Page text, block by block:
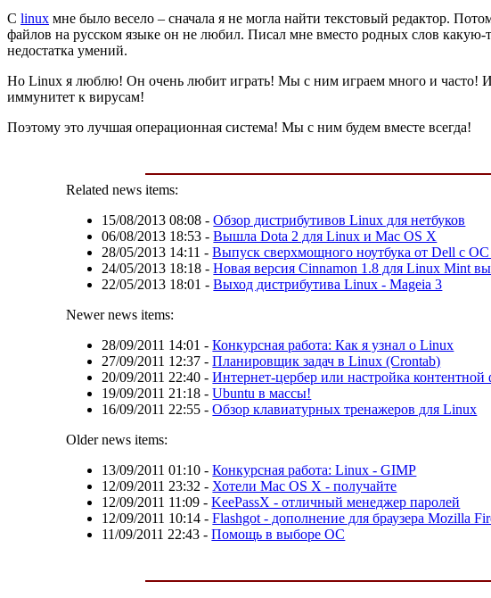
С linux мне было весело – сначала я не могла найти текстовый редактор.
файлов на русском языке он не любил. Писал мне вместо родных слов какую-
недостатка умений.
Но Linux я люблю! Он очень любит играть! Мы с ним играем много и часто!
иммунитет к вирусам!
Поэтому это лучшая операционная система! Мы с ним будем вместе всегда!
Related news items:
15/08/2013 08:08 -Обзор дистрибутивов Linux для нетбуков
06/08/2013 18:53 -Вышла Dota 2 для Linux и Mac OS X
28/05/2013 14:11 -Выпуск сверхмощного ноутбука от Dell с
24/05/2013 18:18 -Новая версия Cinnamon 1.8 для Linux Mint
22/05/2013 18:01 -Выход дистрибутива Linux - Mageia 3
Newer news items:
28/09/2011 14:01 -Конкурсная работа: Как я узнал о Linux
27/09/2011 12:37 -Планировщик задач в Linux (Crontab)
20/09/2011 22:40 -Интернет-цербер или настройка
19/09/2011 21:18 -Ubuntu в массы!
16/09/2011 22:55 -Обзор клавиатурных тренажеров для Linux
Older news items:
13/09/2011 01:10 -Конкурсная работа: Linux - GIMP
12/09/2011 23:32 - Хотели Mac OS X - получайте
12/09/2011 11:09 -KeePassX - отличный менеджер паролей
12/09/2011 10:14 -Flashgot - дополнение для браузера Mozilla
11/09/2011 22:43 -Помощь в выборе ОС